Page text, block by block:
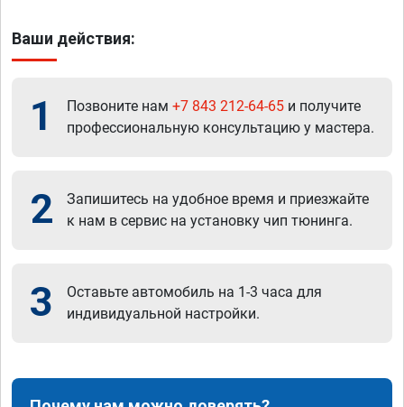
Ваши действия:
1 Позвоните нам +7 843 212-64-65 и получите
профессиональную консультацию у мастера.
2
Запишитесь на удобное время и приезжайте
к нам в сервис на установку чип тюнинга.
3
Оставьте автомобиль на 1-3 часа для
индивидуальной настройки.